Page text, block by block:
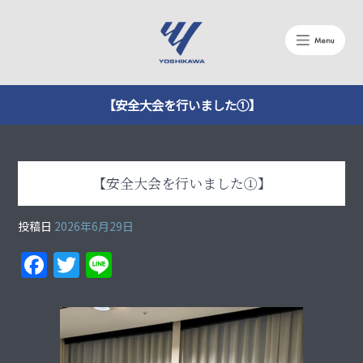
【安全大会を行いました①】
【安全大会を行いました①】
投稿日 2026年6月29日
F
c
e
T
itt
er
e